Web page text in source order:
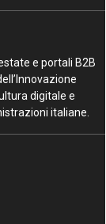
e portali B2B
digitale e
italiane.